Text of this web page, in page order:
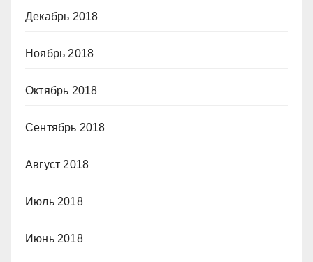
Декабрь 2018
Ноябрь 2018
Октябрь 2018
Сентябрь 2018
Август 2018
Июль 2018
Июнь 2018